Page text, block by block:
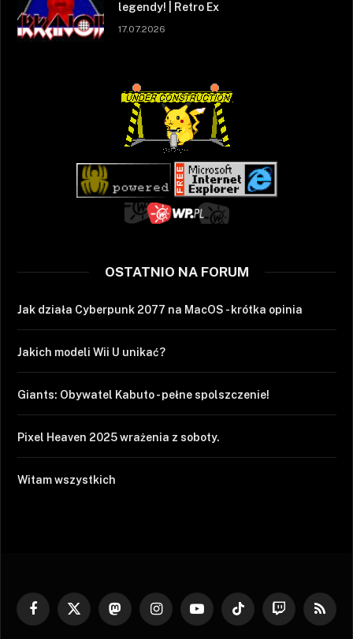
legendy! | Retro Ex
17.07.2026
OSTATNIO NA FORUM
Jak działa Cyberpunk 2077 na MacOS - krótka opinia
Jakich modeli Wii U unikać?
Giants: Obywatel Kabuto - pełne spolszczenie!
Pixel Heaven 2025 wrażenia z soboty.
Witam wszystkich
Facebook
X
MastodonInstagramYouTubeTikTok Twitch RSS